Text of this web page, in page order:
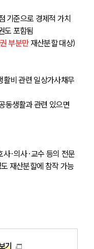
기준으로 경제적 가치
도 포함됨
부분만 재산분할 대상)
활비 관련 일상가사채무
동생활과 관련 있으면
사·의사·교수 등의 전문
재산분할에 참작 가능
기